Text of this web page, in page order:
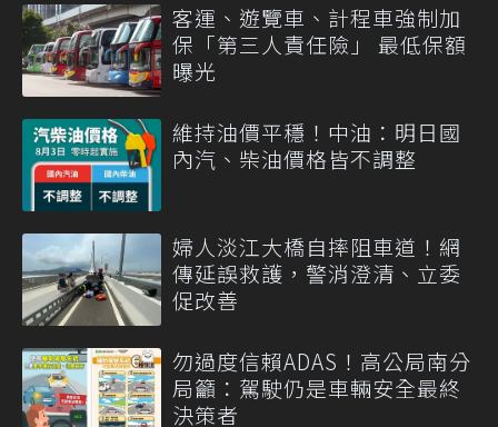
客運、遊覽車、計程車強制加
保「第三人責任險」 最低保額
曝光
維持油價平穩！中油：明日國
內汽、柴油價格皆不調整
婦人淡江大橋自摔阻車道！網
傳延誤救護，警消澄清、立委
促改善
勿過度信賴ADAS！高公局南分
局籲：駕駛仍是車輛安全最終
決策者